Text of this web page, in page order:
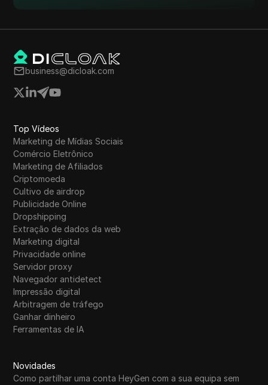
business@dicloak.com
Top Vídeos
Marketing de Mídias Sociais
Comércio Eletrônico
Marketing de Afiliados
Criptomoeda
Cultivo de airdrop
Publicidade Online
Dropshipping
Extração de dados da web
Marketing digital
Privacidade online
Servidor proxy
Navegador antidetect
Impressão digital
Arbitragem de tráfego
Ganhar dinheiro
Ferramentas de IA
Novidades
Como partilhar uma conta HeyGen com a sua equipa sem